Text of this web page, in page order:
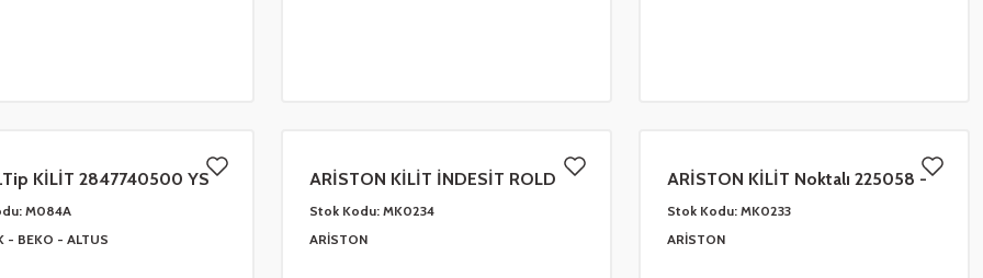
KİLİT 2847740500 YS
M084A
- BEKO - ALTUS
ARİSTON KİLİT İNDESİT ROLD
299278 - 264161
Stok Kodu: MK0234
ARİSTON
ARİSTON KİLİT Noktalı 225058 -
309745-67107005 tpx
Stok Kodu: MK0233
ARİSTON